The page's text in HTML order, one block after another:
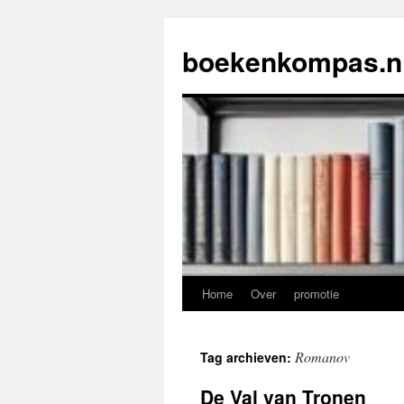
de
inhoud
Home Over promotie
Tag archieven: Romanov
De Val van Tronen